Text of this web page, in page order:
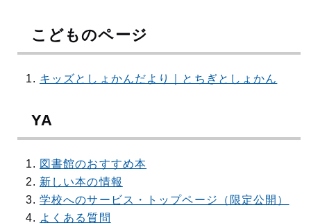
こどものページ
キッズとしょかんだより｜とちぎとしょかん
YA
図書館のおすすめ本
新しい本の情報
学校へのサービス・トップページ（限定公開）
よくある質問